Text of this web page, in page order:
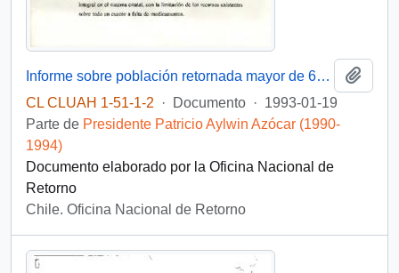
Informe sobre población retornada mayor de 60 años
CL CLUAH 1-51-1-2
· Documento · 1993-01-19
Parte de Presidente Patricio Aylwin Azócar (1990-
1994)
Documento elaborado por la Oficina Nacional de
Retorno
Chile. Oficina Nacional de Retorno